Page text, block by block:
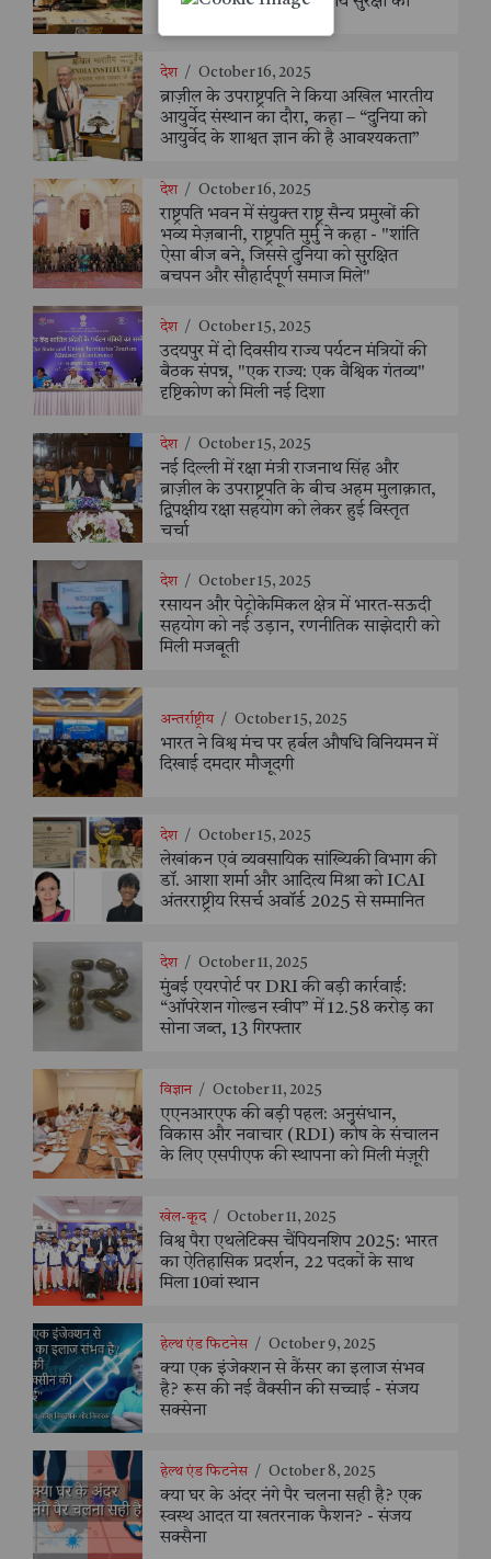
देश / October 16, 2025
ब्राज़ील के उपराष्ट्रपति ने किया अखिल भारतीय
आयुर्वेद संस्थान का दौरा, कहा – “दुनिया को
आयुर्वेद के शाश्वत ज्ञान की है आवश्यकता”
देश / October 16, 2025
राष्ट्रपति भवन में संयुक्त राष्ट्र सैन्य प्रमुखों की
भव्य मेज़बानी, राष्ट्रपति मुर्मु ने कहा - "शांति
ऐसा बीज बने, जिससे दुनिया को सुरक्षित
बचपन और सौहार्दपूर्ण समाज मिले"
देश / October 15, 2025
उदयपुर में दो दिवसीय राज्य पर्यटन मंत्रियों की
बैठक संपन्न, "एक राज्य: एक वैश्विक गंतव्य"
दृष्टिकोण को मिली नई दिशा
देश / October 15, 2025
नई दिल्ली में रक्षा मंत्री राजनाथ सिंह और
ब्राज़ील के उपराष्ट्रपति के बीच अहम मुलाक़ात,
द्विपक्षीय रक्षा सहयोग को लेकर हुई विस्तृत
चर्चा
देश / October 15, 2025
रसायन और पेट्रोकेमिकल क्षेत्र में भारत-सऊदी
सहयोग को नई उड़ान, रणनीतिक साझेदारी को
मिली मजबूती
अन्तर्राष्ट्रीय / October 15, 2025
भारत ने विश्व मंच पर हर्बल औषधि विनियमन में
दिखाई दमदार मौजूदगी
देश / October 15, 2025
लेखांकन एवं व्यवसायिक सांख्यिकी विभाग की
डॉ. आशा शर्मा और आदित्य मिश्रा को ICAI
अंतरराष्ट्रीय रिसर्च अवॉर्ड 2025 से सम्मानित
देश / October 11, 2025
मुंबई एयरपोर्ट पर DRI की बड़ी कार्रवाई:
“ऑपरेशन गोल्डन स्वीप” में 12.58 करोड़ का
सोना जब्त, 13 गिरफ्तार
विज्ञान / October 11, 2025
एएनआरएफ की बड़ी पहल: अनुसंधान,
विकास और नवाचार (RDI) कोष के संचालन
के लिए एसपीएफ की स्थापना को मिली मंज़ूरी
खेल-कूद / October 11, 2025
विश्व पैरा एथलेटिक्स चैंपियनशिप 2025: भारत
का ऐतिहासिक प्रदर्शन, 22 पदकों के साथ
मिला 10वां स्थान
हेल्थ एंड फिटनेस / October 9, 2025
क्या एक इंजेक्शन से कैंसर का इलाज संभव
है? रूस की नई वैक्सीन की सच्चाई - संजय
सक्सेना
हेल्थ एंड फिटनेस / October 8, 2025
क्या घर के अंदर नंगे पैर चलना सही है? एक
स्वस्थ आदत या खतरनाक फैशन? - संजय
सक्सैना